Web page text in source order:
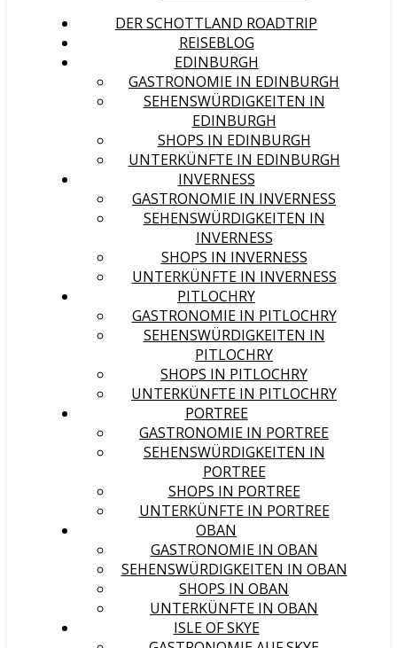
DER SCHOTTLAND ROADTRIP
REISEBLOG
EDINBURGH
GASTRONOMIE IN EDINBURGH
SEHENSWÜRDIGKEITEN IN
EDINBURGH
SHOPS IN EDINBURGH
UNTERKÜNFTE IN EDINBURGH
INVERNESS
GASTRONOMIE IN INVERNESS
SEHENSWÜRDIGKEITEN IN
INVERNESS
SHOPS IN INVERNESS
UNTERKÜNFTE IN INVERNESS
PITLOCHRY
GASTRONOMIE IN PITLOCHRY
SEHENSWÜRDIGKEITEN IN
PITLOCHRY
SHOPS IN PITLOCHRY
UNTERKÜNFTE IN PITLOCHRY
PORTREE
GASTRONOMIE IN PORTREE
SEHENSWÜRDIGKEITEN IN
PORTREE
SHOPS IN PORTREE
UNTERKÜNFTE IN PORTREE
OBAN
GASTRONOMIE IN OBAN
SEHENSWÜRDIGKEITEN IN OBAN
SHOPS IN OBAN
UNTERKÜNFTE IN OBAN
ISLE OF SKYE